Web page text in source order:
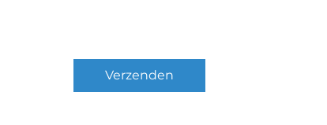
Verzenden